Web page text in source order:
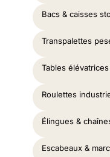
Bacs & caisses
Transpalettes
Tables élévatrices
Roulettes
Élingues &
Escabeaux &